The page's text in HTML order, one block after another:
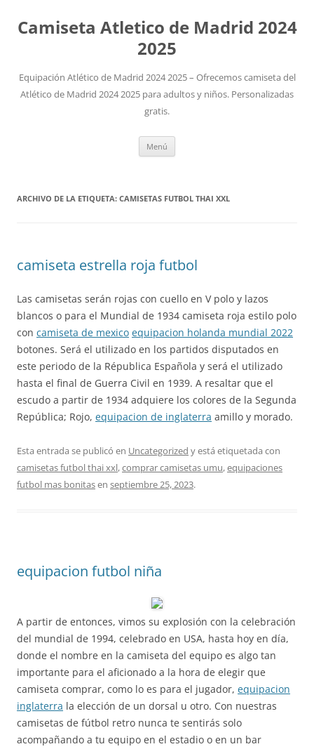
Camiseta Atletico de Madrid 2024
2025
Equipación Atlético de Madrid 2024 2025 – Ofrecemos camiseta del
Atlético de Madrid 2024 2025 para adultos y niños. Personalizadas
gratis.
Menú
ARCHIVO DE LA ETIQUETA: CAMISETAS FUTBOL THAI XXL
camiseta estrella roja futbol
Las camisetas serán rojas con cuello en V polo y lazos
blancos o para el Mundial de 1934 camiseta roja estilo polo
con camiseta de mexico equipacion holanda mundial 2022
botones. Será el utilizado en los partidos disputados en
este periodo de la Républica Española y será el utilizado
hasta el final de Guerra Civil en 1939. A resaltar que el
escudo a partir de 1934 adquiere los colores de la Segunda
República; Rojo, equipacion de inglaterra amillo y morado.
Esta entrada se publicó en Uncategorized y está etiquetada con
camisetas futbol thai xxl,comprar camisetas umu,equipaciones
futbol mas bonitasen septiembre 25, 2023.
equipacion futbol niña
A partir de entonces, vimos su explosión con la celebración
del mundial de 1994, celebrado en USA, hasta hoy en día,
donde el nombre en la camiseta del equipo es algo tan
importante para el aficionado a la hora de elegir que
camiseta comprar, como lo es para el jugador, equipacion
inglaterra la elección de un dorsal u otro. Con nuestras
camisetas de fútbol retro nunca te sentirás solo
acompañando a tu equipo en el estadio o en un bar